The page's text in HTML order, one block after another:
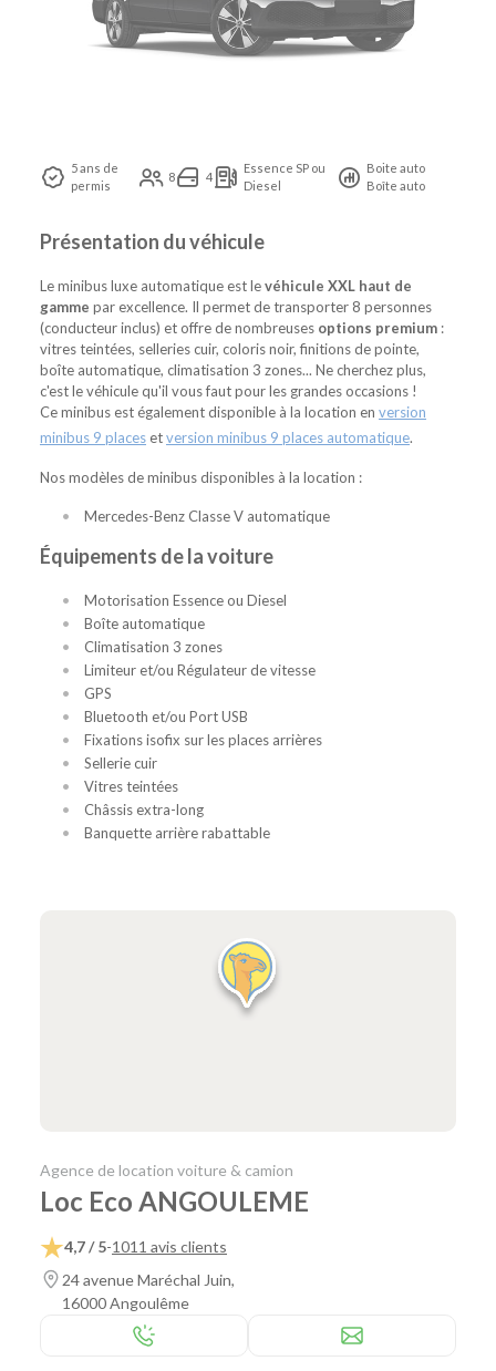
5 ans de
permis
8 4
Essence SP ou
Diesel
Boite auto
Boîte auto
Présentation du véhicule
Le minibus luxe automatique est levéhicule XXL haut de
gamme par excellence. Il permet de transporter 8 personnes
(conducteur inclus) et offre de nombreuses options premium :
vitres teintées, selleries cuir, coloris noir, finitions de pointe,
boîte automatique, climatisation 3 zones... Ne cherchez plus,
c'est le véhicule qu'il vous faut pour les grandes occasions !
Ce minibus est également disponible à la location en version
minibus 9 places etversion minibus 9 places automatique.
Nos modèles de minibus disponibles à la location :
Mercedes-Benz Classe V automatique
Équipements de la voiture
Motorisation Essence ou Diesel
Boîte automatique
Climatisation 3 zones
Limiteur et/ou Régulateur de vitesse
GPS
Bluetooth et/ou Port USB
Fixations isofix sur les places arrières
Sellerie cuir
Vitres teintées
Châssis extra-long
Banquette arrière rabattable
Agence de location voiture & camion
Loc Eco ANGOULEME
4,7 / 5-1011 avis clients
24 avenue Maréchal Juin,
16000 Angoulême